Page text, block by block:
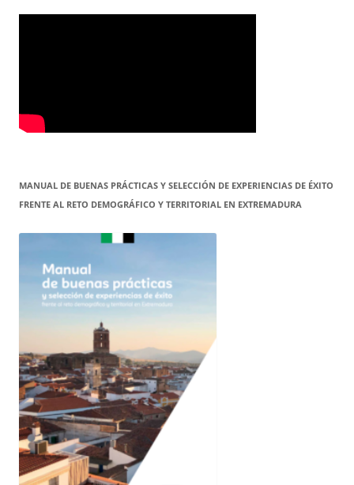
MANUAL DE BUENAS PRÁCTICAS Y SELECCIÓN DE EXPERIENCIAS DE ÉXITO
FRENTE AL RETO DEMOGRÁFICO Y TERRITORIAL EN EXTREMADURA